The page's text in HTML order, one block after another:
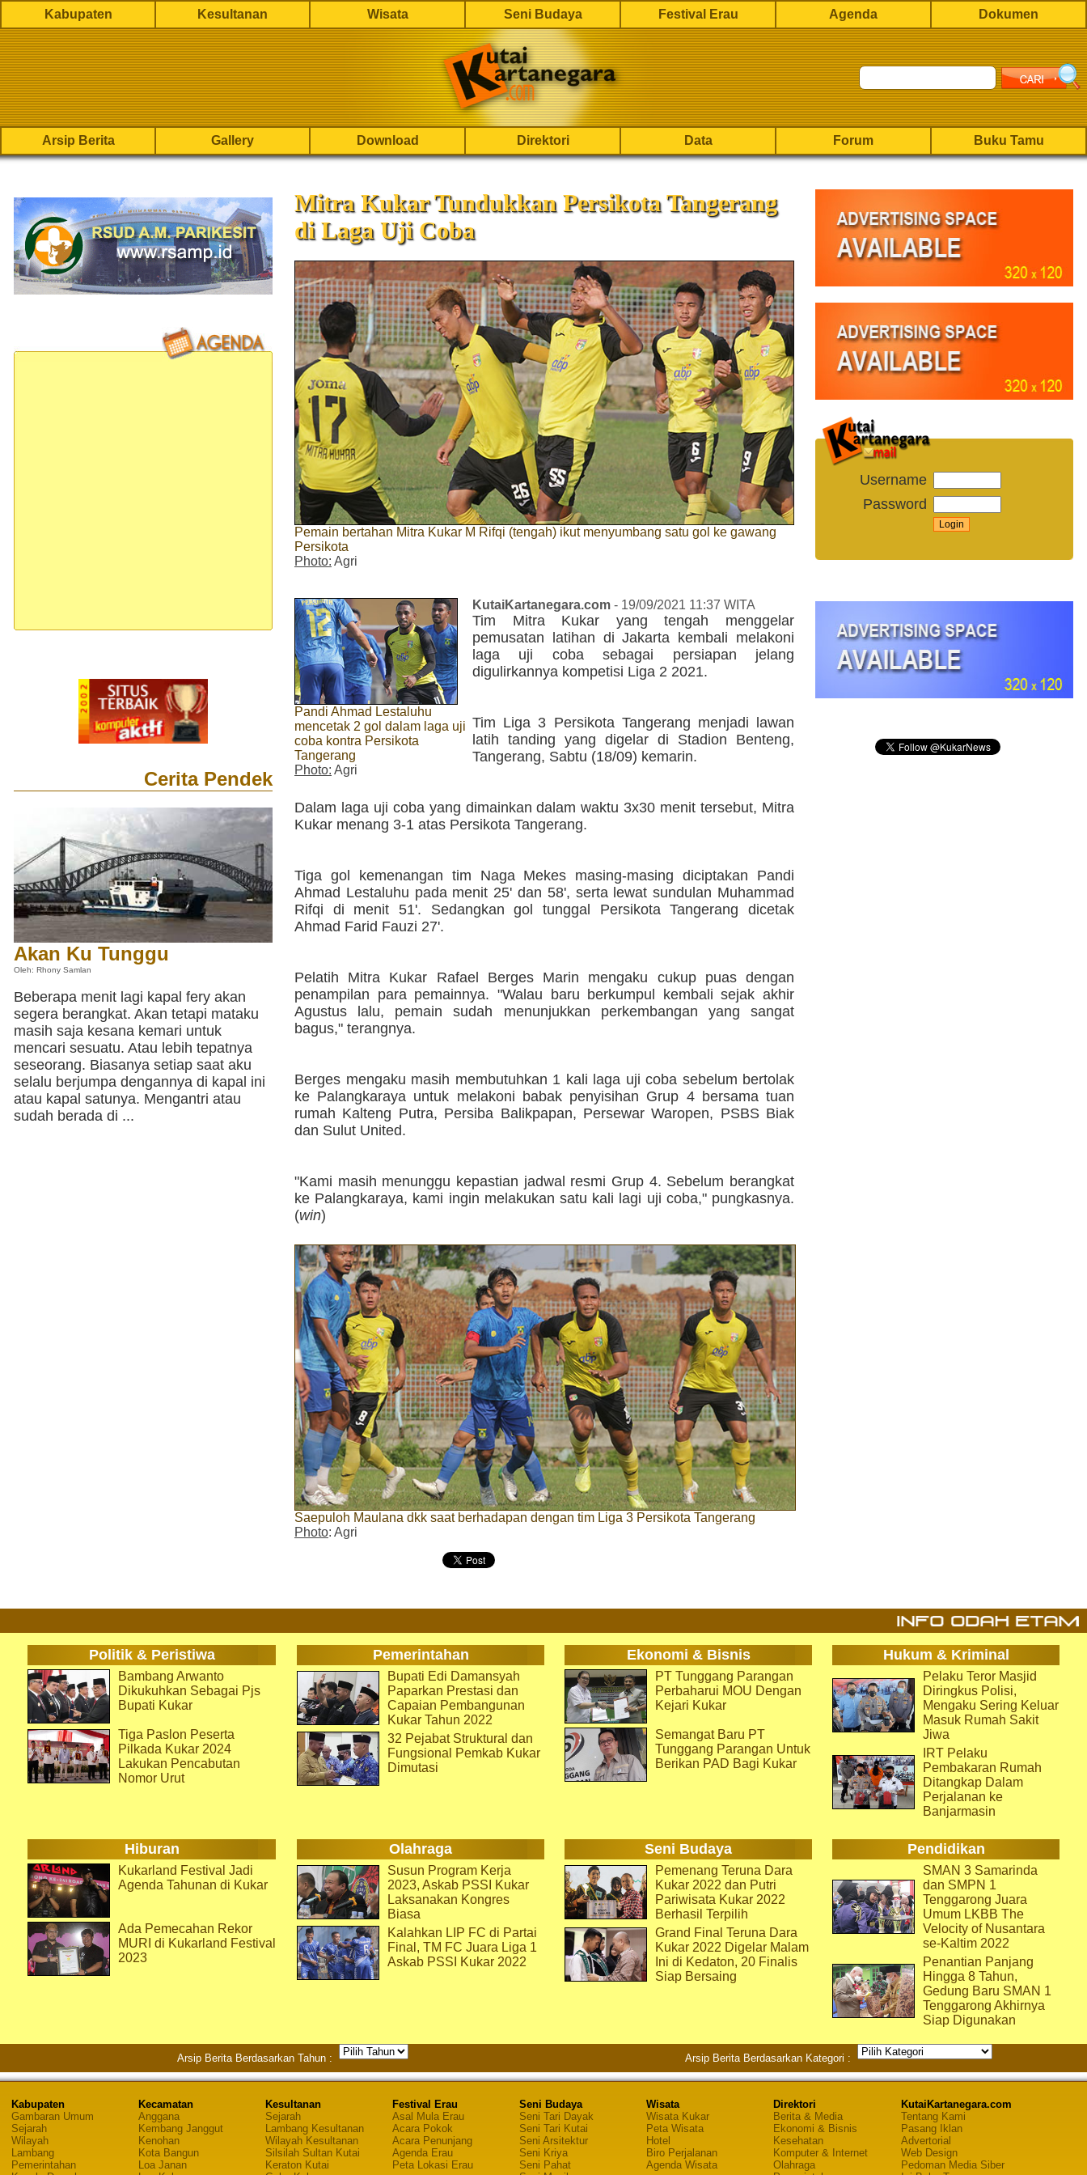
Kabupaten Kesultanan Wisata Seni Budaya Festival Erau Agenda Dokumen
Arsip Berita Gallery Download Direktori Data Forum Buku Tamu
Cerita Pendek
Akan Ku Tunggu
Oleh: Rhony Samlan
Beberapa menit lagi kapal fery akan
segera berangkat. Akan tetapi mataku
masih saja kesana kemari untuk
mencari sesuatu. Atau lebih tepatnya
seseorang. Biasanya setiap saat aku
selalu berjumpa dengannya di kapal ini
atau kapal satunya. Mengantri atau
sudah berada di ...
Mitra Kukar Tundukkan Persikota Tangerang
di Laga Uji Coba
Pemain bertahan Mitra Kukar M Rifqi (tengah) ikut menyumbang satu gol ke gawang
Persikota
Photo: Agri
Pandi Ahmad Lestaluhu
mencetak 2 gol dalam laga uji
coba kontra Persikota
Tangerang
Photo: Agri
KutaiKartanegara.com - 19/09/2021 11:37 WITA
Tim Mitra Kukar yang tengah menggelar
pemusatan latihan di Jakarta kembali melakoni
laga uji coba sebagai persiapan jelang
digulirkannya kompetisi Liga 2 2021.
Tim Liga 3 Persikota Tangerang menjadi lawan
latih tanding yang digelar di Stadion Benteng,
Tangerang, Sabtu (18/09) kemarin.
Dalam laga uji coba yang dimainkan dalam waktu 3x30 menit tersebut, Mitra
Kukar menang 3-1 atas Persikota Tangerang.
Tiga gol kemenangan tim Naga Mekes masing-masing diciptakan Pandi
Ahmad Lestaluhu pada menit 25' dan 58', serta lewat sundulan Muhammad
Rifqi di menit 51'. Sedangkan gol tunggal Persikota Tangerang dicetak
Ahmad Farid Fauzi 27'.
Pelatih Mitra Kukar Rafael Berges Marin mengaku cukup puas dengan
penampilan para pemainnya. "Walau baru berkumpul kembali sejak akhir
Agustus lalu, pemain sudah menunjukkan perkembangan yang sangat
bagus," terangnya.
Berges mengaku masih membutuhkan 1 kali laga uji coba sebelum bertolak
ke Palangkaraya untuk melakoni babak penyisihan Grup 4 bersama tuan
rumah Kalteng Putra, Persiba Balikpapan, Persewar Waropen, PSBS Biak
dan Sulut United.
"Kami masih menunggu kepastian jadwal resmi Grup 4. Sebelum berangkat
ke Palangkaraya, kami ingin melakukan satu kali lagi uji coba," pungkasnya.
(win)
Saepuloh Maulana dkk saat berhadapan dengan tim Liga 3 Persikota Tangerang
Photo: Agri
Username
Password
Politik & Peristiwa Pemerintahan Ekonomi & Bisnis Hukum & Kriminal
Bambang Arwanto
Dikukuhkan Sebagai Pjs
Bupati Kukar
Tiga Paslon Peserta
Pilkada Kukar 2024
Lakukan Pencabutan
Nomor Urut
Bupati Edi Damansyah
Paparkan Prestasi dan
Capaian Pembangunan
Kukar Tahun 2022
32 Pejabat Struktural dan
Fungsional Pemkab Kukar
Dimutasi
PT Tunggang Parangan
Perbaharui MOU Dengan
Kejari Kukar
Semangat Baru PT
Tunggang Parangan Untuk
Berikan PAD Bagi Kukar
Pelaku Teror Masjid
Diringkus Polisi,
Mengaku Sering Keluar
Masuk Rumah Sakit
Jiwa
IRT Pelaku
Pembakaran Rumah
Ditangkap Dalam
Perjalanan ke
Banjarmasin
Hiburan Olahraga Seni Budaya Pendidikan
Kukarland Festival Jadi
Agenda Tahunan di Kukar
Ada Pemecahan Rekor
MURI di Kukarland Festival
2023
Susun Program Kerja
2023, Askab PSSI Kukar
Laksanakan Kongres
Biasa
Kalahkan LIP FC di Partai
Final, TM FC Juara Liga 1
Askab PSSI Kukar 2022
Pemenang Teruna Dara
Kukar 2022 dan Putri
Pariwisata Kukar 2022
Berhasil Terpilih
Grand Final Teruna Dara
Kukar 2022 Digelar Malam
Ini di Kedaton, 20 Finalis
Siap Bersaing
SMAN 3 Samarinda
dan SMPN 1
Tenggarong Juara
Umum LKBB The
Velocity of Nusantara
se-Kaltim 2022
Penantian Panjang
Hingga 8 Tahun,
Gedung Baru SMAN 1
Tenggarong Akhirnya
Siap Digunakan
Arsip Berita Berdasarkan Tahun : Arsip Berita Berdasarkan Kategori :
Kabupaten
Gambaran Umum
Sejarah
Wilayah
Lambang
Pemerintahan
Kecamatan
Anggana
Kembang Janggut
Kenohan
Kota Bangun
Loa Janan
Kesultanan
Sejarah
Lambang Kesultanan
Wilayah Kesultanan
Silsilah Sultan Kutai
Keraton Kutai
Festival Erau
Asal Mula Erau
Acara Pokok
Acara Penunjang
Agenda Erau
Peta Lokasi Erau
Seni Budaya
Seni Tari Dayak
Seni Tari Kutai
Seni Arsitektur
Seni Kriya
Seni Pahat
Wisata
Wisata Kukar
Peta Wisata
Hotel
Biro Perjalanan
Agenda Wisata
Direktori
Berita & Media
Ekonomi & Bisnis
Kesehatan
Komputer & Internet
Olahraga
KutaiKartanegara.com
Tentang Kami
Pasang Iklan
Advertorial
Web Design
Pedoman Media Siber